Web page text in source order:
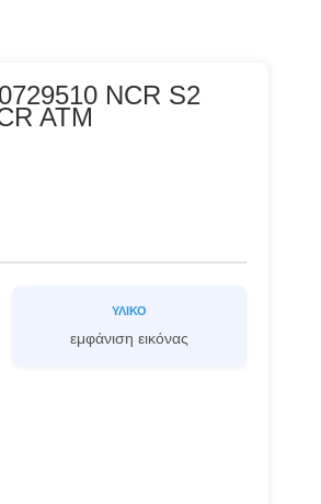
NCR S2
ATM
ΥΛΙΚΌ
εμφάνιση εικόνας